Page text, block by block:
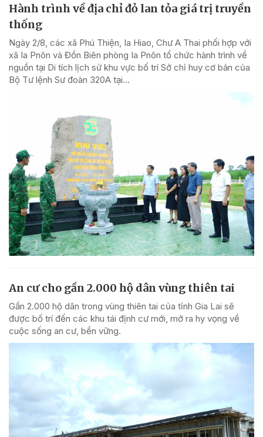
Hành trình về địa chỉ đỏ lan tỏa giá trị truyền
thống
Ngày 2/8, các xã Phú Thiện, Ia Hiao, Chư A Thai phối hợp với
xã Ia Pnôn và Đồn Biên phòng Ia Pnôn tổ chức hành trình về
nguồn tại Di tích lịch sử khu vực bố trí Sở chỉ huy cơ bản của
Bộ Tư lệnh Sư đoàn 320A tại...
An cư cho gần 2.000 hộ dân vùng thiên tai
Gần 2.000 hộ dân trong vùng thiên tai của tỉnh Gia Lai sẽ
được bố trí đến các khu tái định cư mới, mở ra hy vọng về
cuộc sống an cư, bền vững.